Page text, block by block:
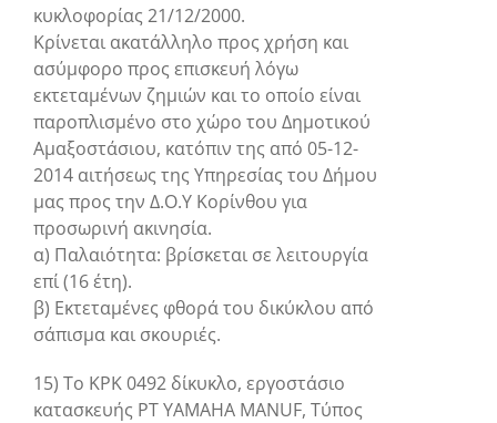
κυκλοφορίας 21/12/2000.
Κρίνεται ακατάλληλο προς χρήση και
ασύμφορο προς επισκευή λόγω
εκτεταμένων ζημιών και το οποίο είναι
παροπλισμένο στο χώρο του Δημοτικού
Αμαξοστάσιου, κατόπιν της από 05-12-
2014 αιτήσεως της Υπηρεσίας του Δήμου
μας προς την Δ.Ο.Υ Κορίνθου για
προσωρινή ακινησία.
α) Παλαιότητα: βρίσκεται σε λειτουργία
επί (16 έτη).
β) Εκτεταμένες φθορά του δικύκλου από
σάπισμα και σκουριές.
15) Το ΚΡΚ 0492 δίκυκλο, εργοστάσιο
κατασκευής PT YAMAHA MANUF, Τύπος